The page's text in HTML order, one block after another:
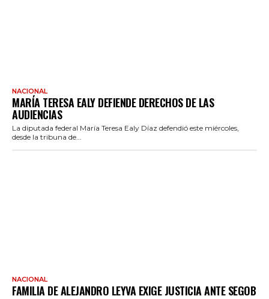
NACIONAL
MARÍA TERESA EALY DEFIENDE DERECHOS DE LAS
AUDIENCIAS
La diputada federal María Teresa Ealy Díaz defendió este miércoles,
desde la tribuna de...
NACIONAL
FAMILIA DE ALEJANDRO LEYVA EXIGE JUSTICIA ANTE SEGOB